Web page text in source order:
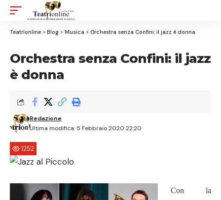
Resizer
Teatrionline > Blog > Musica > Orchestra senza Confini: il jazz è donna
Orchestra senza Confini: il jazz
è donna
Ultima modifica: 5 Febbraio 2020 22:20
Redazione
1252
Con la